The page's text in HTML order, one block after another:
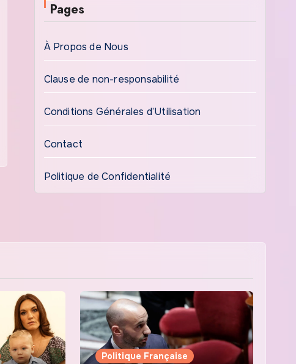
Pages
À Propos de Nous
Clause de non-responsabilité
Conditions Générales d’Utilisation
Contact
Politique de Confidentialité
Politique Française